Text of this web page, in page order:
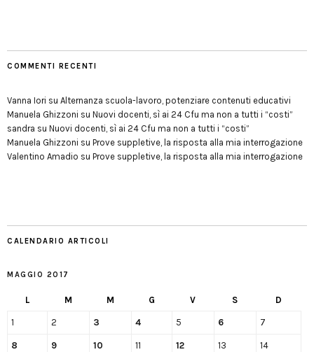
COMMENTI RECENTI
Vanna Iori su Alternanza scuola-lavoro, potenziare contenuti educativi
Manuela Ghizzoni su Nuovi docenti, sì ai 24 Cfu ma non a tutti i “costi”
sandra su Nuovi docenti, sì ai 24 Cfu ma non a tutti i “costi”
Manuela Ghizzoni su Prove suppletive, la risposta alla mia interrogazione
Valentino Amadio su Prove suppletive, la risposta alla mia interrogazione
CALENDARIO ARTICOLI
MAGGIO 2017
L M M G V S D
1 2 3 4 5 6 7
8 9 10 11 12 13 14